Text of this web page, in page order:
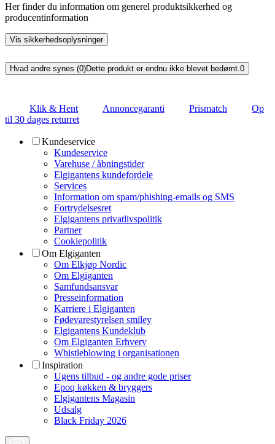
Her finder du information om generel produktsikkerhed og
producentinformation
Vis sikkerhedsoplysninger
Hvad andre synes (0)Dette produkt er endnu ikke blevet bedømt. 0
Klik & Hent Annoncegaranti Prismatch
Op
til 30 dages returret
Kundeservice
Kundeservice
Varehuse / åbningstider
Elgigantens kundefordele
Services
Information om spam/phishing-emails og SMS
Fortrydelsesret
Elgigantens privatlivspolitik
Partner
Cookiepolitik
Om Elgiganten
Om Elkjøp Nordic
Om Elgiganten
Samfundsansvar
Presseinformation
Karriere i Elgiganten
Fødevarestyrelsen smiley
Elgigantens Kundeklub
Om Elgiganten Erhverv
Whistleblowing i organisationen
Inspiration
Ugens tilbud - og andre gode priser
Epoq køkken & bryggers
Elgigantens Magasin
Udsalg
Black Friday 2026